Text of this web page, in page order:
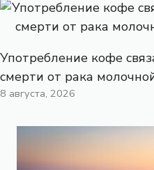
Употребление кофе
смерти от рака
8 августа, 2026